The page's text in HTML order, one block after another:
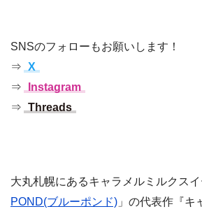
SNSのフォローもお願いします！
⇒ X
⇒
Instagram
⇒ Threads
大丸札幌にあるキャラメルミルクスイ
POND(ブルーポンド) 」の代表作『キ